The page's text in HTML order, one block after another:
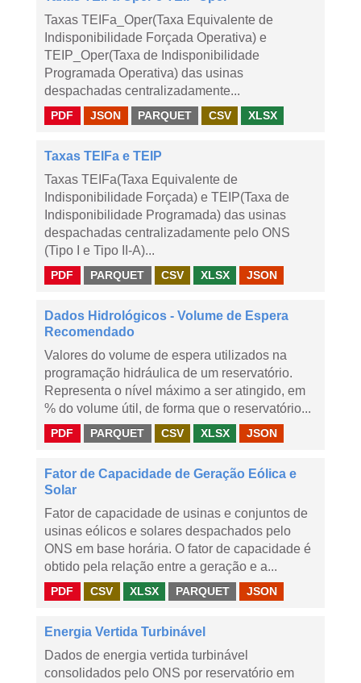
Taxas TEIFa_Oper(Taxa Equivalente de
Indisponibilidade Forçada Operativa) e
TEIP_Oper(Taxa de Indisponibilidade
Programada Operativa) das usinas
despachadas centralizadamente...
PDF JSON PARQUET CSV XLSX
Taxas TEIFa e TEIP
Taxas TEIFa(Taxa Equivalente de
Indisponibilidade Forçada) e TEIP(Taxa de
Indisponibilidade Programada) das usinas
despachadas centralizadamente pelo ONS
(Tipo I e Tipo II-A)...
PDF PARQUET CSV XLSX JSON
Dados Hidrológicos - Volume de Espera
Recomendado
Valores do volume de espera utilizados na
programação hidráulica de um reservatório.
Representa o nível máximo a ser atingido, em
% do volume útil, de forma que o reservatório...
PDF PARQUET CSV XLSX JSON
Fator de Capacidade de Geração Eólica e
Solar
Fator de capacidade de usinas e conjuntos de
usinas eólicos e solares despachados pelo
ONS em base horária. O fator de capacidade é
obtido pela relação entre a geração e a...
PDF CSV XLSX PARQUET JSON
Energia Vertida Turbinável
Dados de energia vertida turbinável
consolidados pelo ONS por reservatório em